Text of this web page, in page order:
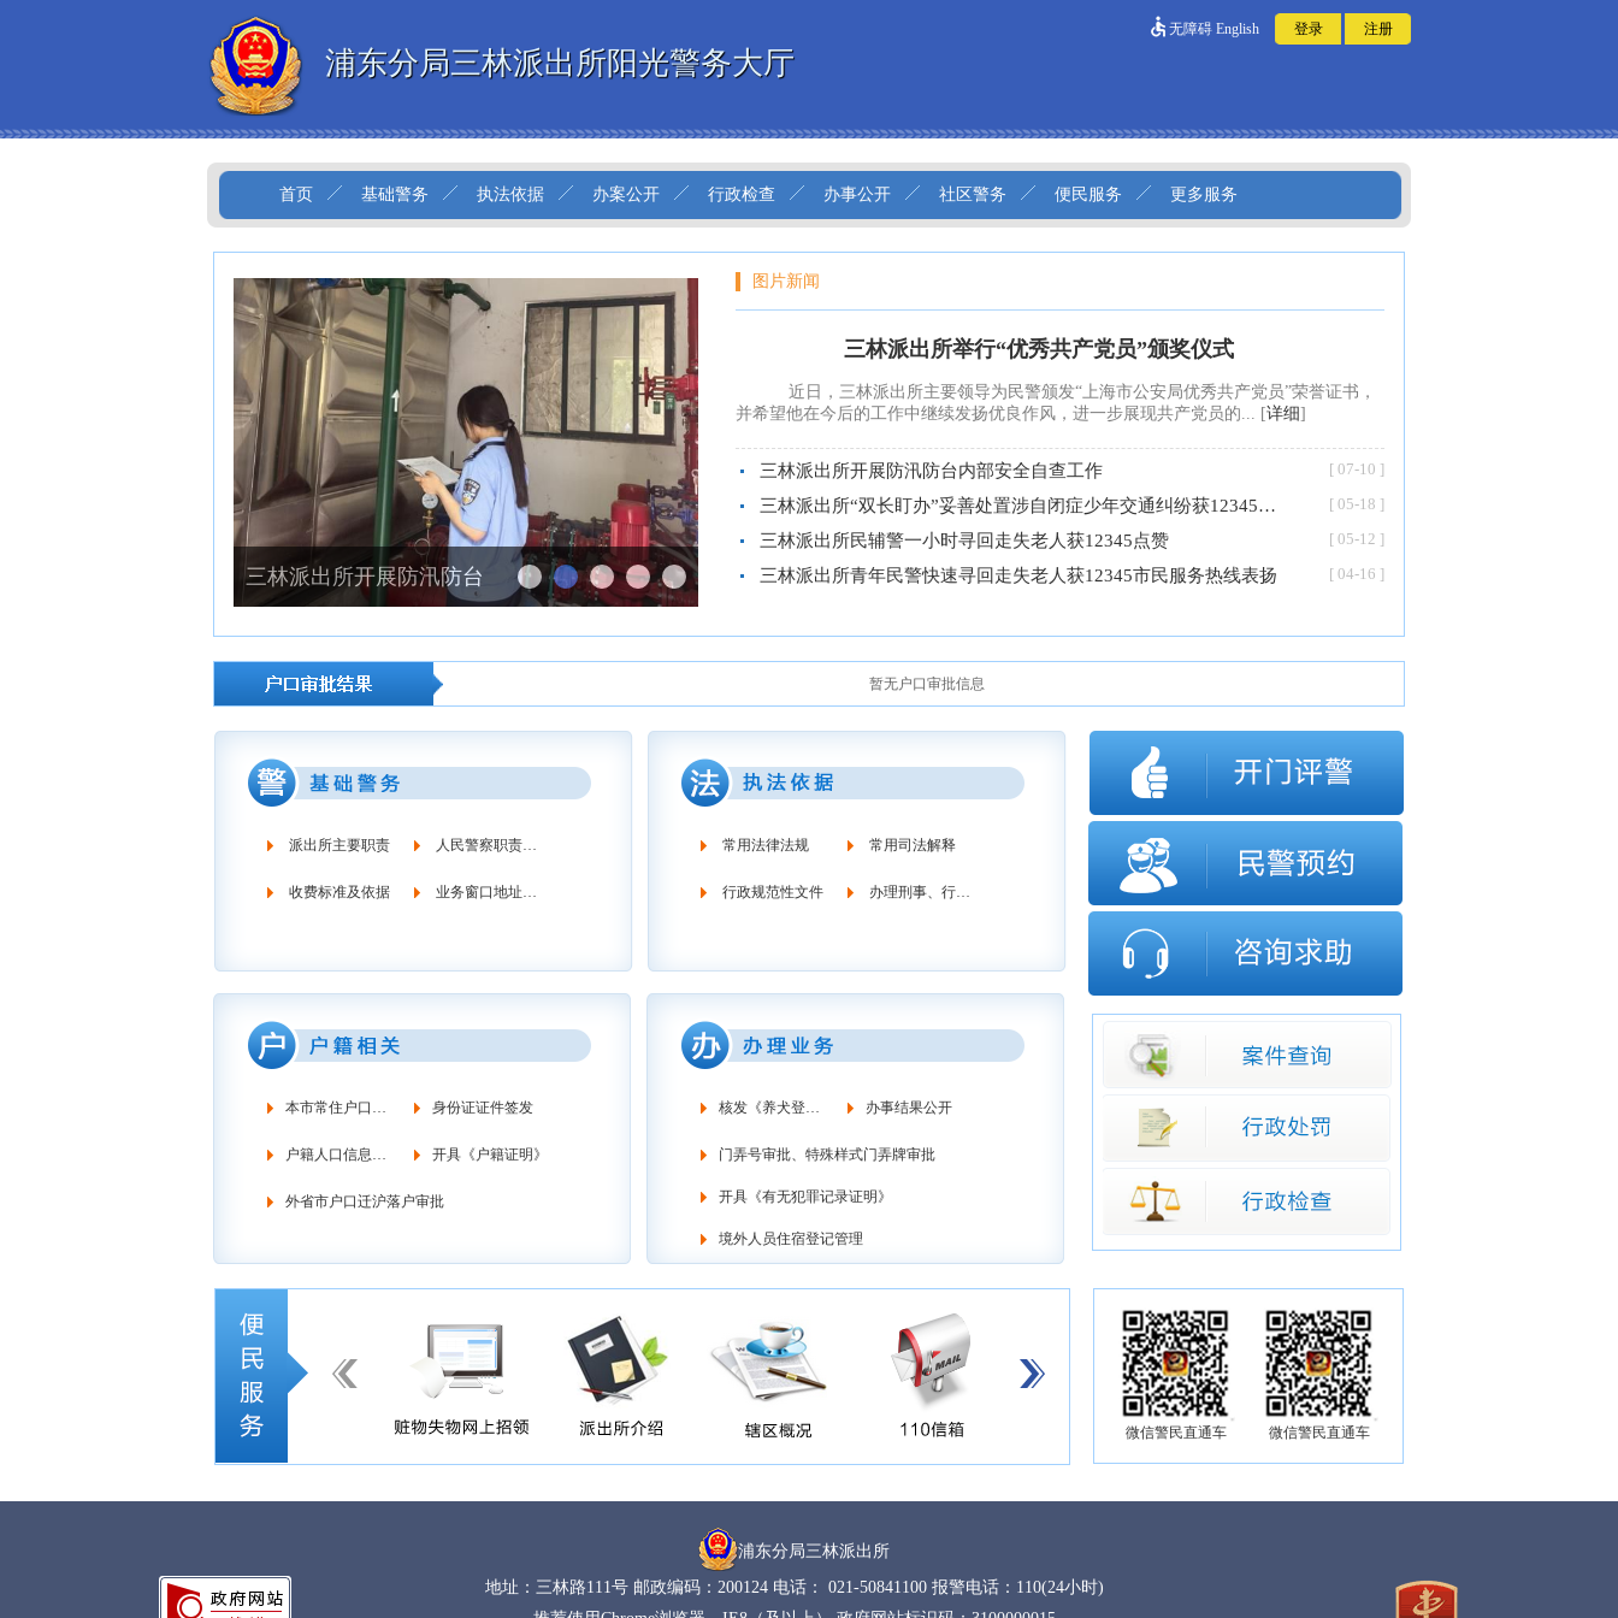
无障碍 English
浦东分局三林派出所阳光警务大厅
首页 基础警务 执法依据 办案公开 行政检查 办事公开 社区警务 便民服务 更多服务
图片新闻
三林派出所举行“优秀共产党员”颁奖仪式
近日，三林派出所主要领导为民警颁发“上海市公安局优秀共产党员”荣誉证书，
并希望他在今后的工作中继续发扬优良作风，进一步展现共产党员的... [详细]
三林派出所开展防汛防台内部安全自查工作 [ 07-10 ]
三林派出所“双长盯办”妥善处置涉自闭症少年交通纠纷获12345肯定 [ 05-18 ]
三林派出所民辅警一小时寻回走失老人获12345点赞 [ 05-12 ]
三林派出所青年民警快速寻回走失老人获12345市民服务热线表扬 [ 04-16 ]
暂无户口审批信息
派出所主要职责 人民警察职责义务
收费标准及依据 业务窗口地址时间
常用法律法规 常用司法解释
行政规范性文件 办理刑事、行政案件流程
本市常住户口管理 身份证证件签发
户籍人口信息调查 开具《户籍证明》
外省市户口迁沪落户审批
核发《养犬登记证》 办事结果公开
门弄号审批、特殊样式门弄牌审批
开具《有无犯罪记录证明》
境外人员住宿登记管理
微信警民直通车 微信警民直通车
浦东分局三林派出所
地址：三林路111号 邮政编码：200124 电话： 021-50841100 报警电话：110(24小时)